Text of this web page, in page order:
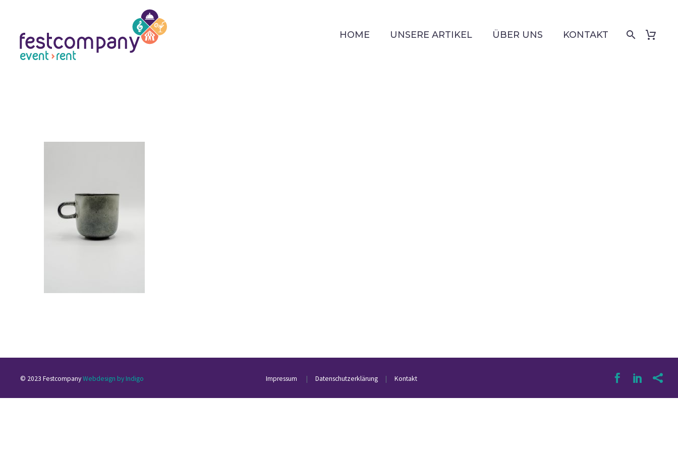
HOME UNSERE ARTIKEL ÜBER UNS KONTAKT
© 2023 FestcompanyWebdesign by Indigo Impressum | Datenschutzerklärung | Kontakt